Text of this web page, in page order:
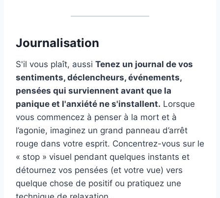
Journalisation
S'il vous plaît, aussi Tenez un journal de vos
sentiments, déclencheurs, événements,
pensées qui surviennent avant que la
panique et l'anxiété ne s'installent. Lorsque
vous commencez à penser à la mort et à
l’agonie, imaginez un grand panneau d’arrêt
rouge dans votre esprit. Concentrez-vous sur le
« stop » visuel pendant quelques instants et
détournez vos pensées (et votre vue) vers
quelque chose de positif ou pratiquez une